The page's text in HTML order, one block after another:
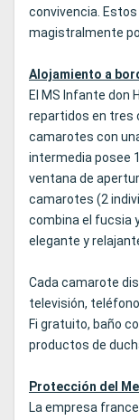
convivencia.
magistralmente
Alojamiento a
El MS Infante don
repartidos en tres
camarotes con
intermedia posee
ventana de
camarotes (2
combina el fucsia
elegante y
Cada camarote
televisión,
Fi gratuito, baño
productos de
Protección del
La empresa